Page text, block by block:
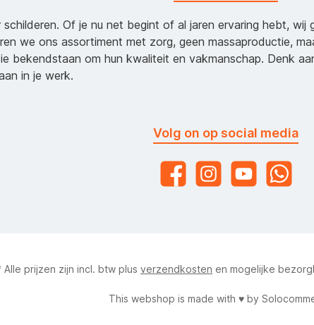
Of je nu net begint of al jaren ervaring hebt,
we ons assortiment met zorg, geen massaproductie,
bekendstaan om hun kwaliteit en vakmanschap. Denk
in je werk.
Volg on op social media
Alle prijzen zijn incl. btw plus verzendkosten en mogelijke
This webshop is made with ♥ by